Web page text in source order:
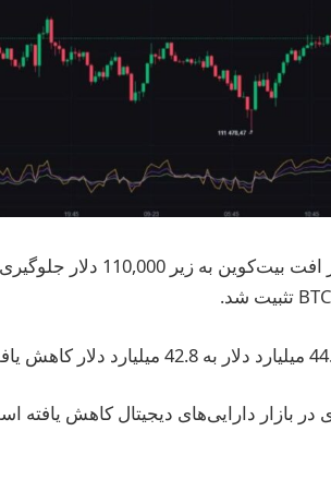
تقویت حمایت از افت
در بازار دارایی‌های دیجیتال کاهش